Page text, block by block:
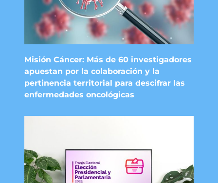
Misión Cáncer: Más de 60 investigadores
apuestan por la colaboración y la
pertinencia territorial para descifrar las
enfermedades oncológicas